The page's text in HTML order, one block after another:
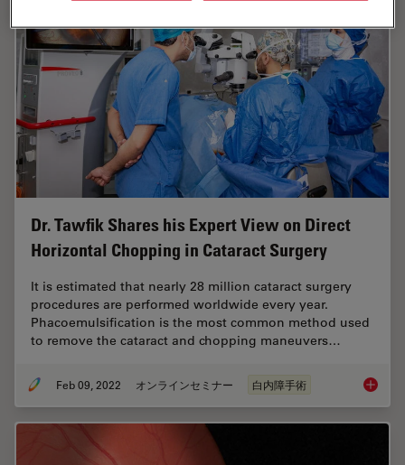
Dr. Tawfik Shares his Expert View on Direct
Horizontal Chopping in Cataract Surgery
It is estimated that nearly 28 million cataract surgery
procedures are performed worldwide every year.
Phacoemulsification is the most common method used
to remove the cataract and chopping maneuvers…
Feb 09, 2022 オンラインセミナー 白内障手術 Dr.